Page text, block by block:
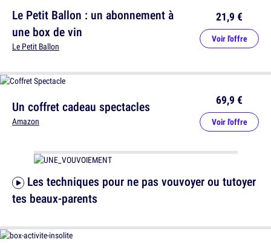
Un coffret cadeau spectacles
Amazon
69,9 €
Voir l'offre
Le Petit Ballon : un abonnement à
une box de vin
Le Petit Ballon
21,9 €
Voir l'offre
tes beaux-parents